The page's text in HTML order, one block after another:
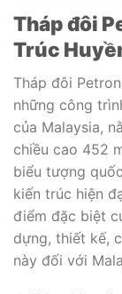
Tháp đôi
Trúc
Tháp đôi
những công
của Malaysia,
chiều cao 452
biểu tượng
kiến trúc hiện
điểm đặc biệt
dựng, thiết kế,
này đối với